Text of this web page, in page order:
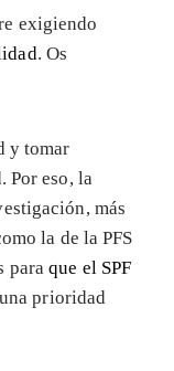
exigiendo
. Os
y tomar
Por eso, la
más
la de la PFS
paraque el SPF
prioridad